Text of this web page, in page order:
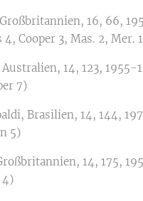
16, 66,
Cooper 3, Mas. 2, Mer.
Australien, 14, 123, 1955-
7)
Brasilien, 14, 144,
5)
14, 175,
4)